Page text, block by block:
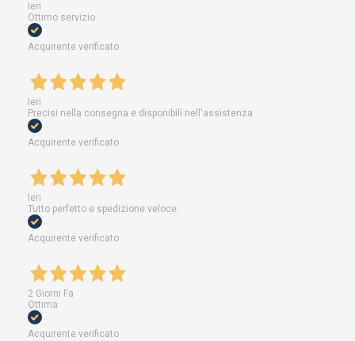
Ieri
Ottimo servizio
Acquirente verificato
Ieri
Precisi nella consegna e disponibili nell'assistenza
Acquirente verificato
Ieri
Tutto perfetto e spedizione veloce.
Acquirente verificato
2 Giorni Fa
Ottima
Acquirente verificato